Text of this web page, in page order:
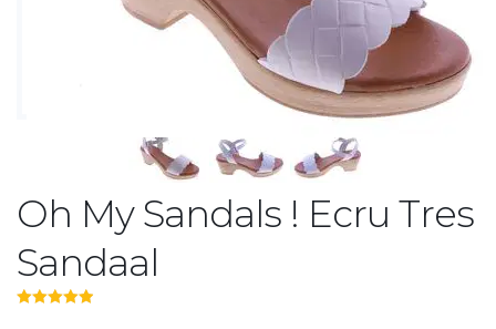
Oh My Sandals ! Ecru Tres
Sandaal